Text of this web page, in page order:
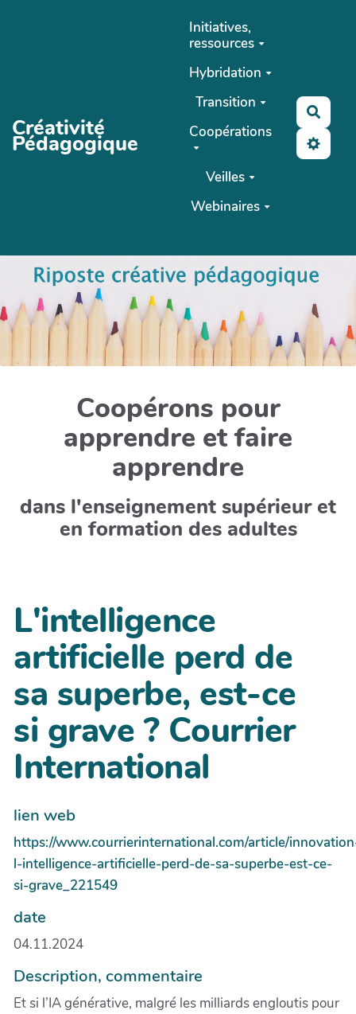
Créativité
Pédagogique
Initiatives,
ressources
Hybridation
Transition
Coopérations
Veilles
Webinaires
Coopérons pour
apprendre et faire
apprendre
dans l'enseignement supérieur et
en formation des adultes
L'intelligence
artificielle perd de
sa superbe, est-ce
si grave ? Courrier
International
lien web
https://www.courrierinternational.com/article/
l-intelligence-artificielle-perd-de-sa-superbe-est-ce-
si-grave_221549
date
04.11.2024
Description, commentaire
Et si l’IA générative, malgré les milliards engloutis pour